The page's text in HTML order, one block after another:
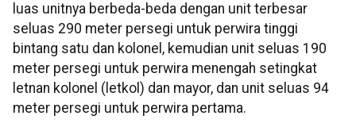
luas unitnya berbeda-beda dengan unit terbesar
seluas 290 meter persegi untuk perwira tinggi
bintang satu dan kolonel, kemudian unit seluas 190
meter persegi untuk perwira menengah setingkat
letnan kolonel (letkol) dan mayor, dan unit seluas 94
meter persegi untuk perwira pertama.